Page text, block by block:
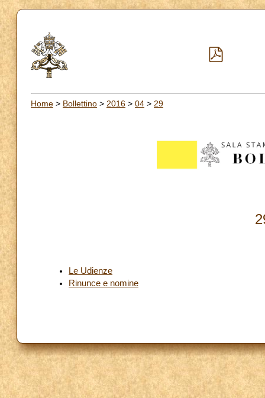
Home > Bollettino > 2016 > 04 > 29
Le Udienze
Rinunce e nomine